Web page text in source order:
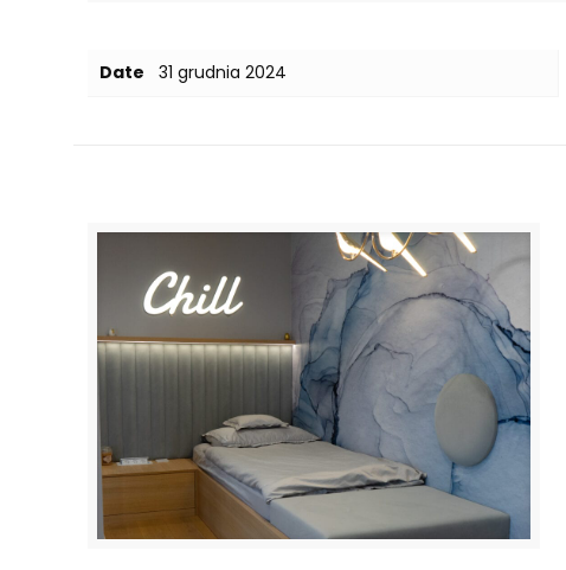
Date 31 grudnia 2024